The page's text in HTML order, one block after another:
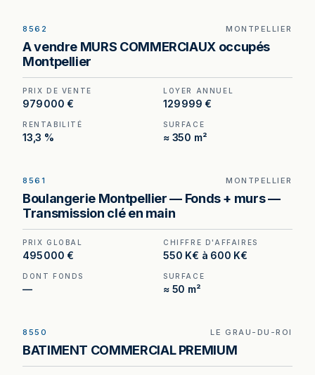
prix de 979 000 €. (Honoraires à la charge du
cédant).
8562 MONTPELLIER
A vendre MURS COMMERCIAUX occupés
Montpellier
PRIX DE VENTE
979 000 €
LOYER ANNUEL
129 999 €
RENTABILITÉ
13,3 %
SURFACE
≈ 350 m²
Boulangerie à Montpellier — murs et fonds réunis
dans une même cession, avec parking privatif de
15 places.
8561 MONTPELLIER
Boulangerie Montpellier — Fonds + murs —
Transmission clé en main
PRIX GLOBAL
495 000 €
CHIFFRE D'AFFAIRES
550 K€ à 600 K€
DONT FONDS
—
SURFACE
≈ 50 m²
de 1 200 000 €. (Honoraires à la charge du
8550 LE GRAU-DU-ROI
BATIMENT COMMERCIAL PREMIUM